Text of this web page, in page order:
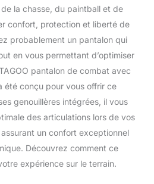
de la chasse, du paintball et de
confort, protection et liberté de
probablement un pantalon qui
en vous permettant d’optimiser
pantalon de combat avec
été conçu pour vous offrir ce
genouillères intégrées, il vous
des articulations lors de vos
un confort exceptionnel
Découvrez comment ce
expérience sur le terrain.